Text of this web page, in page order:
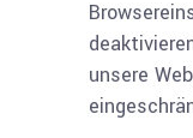
unsere